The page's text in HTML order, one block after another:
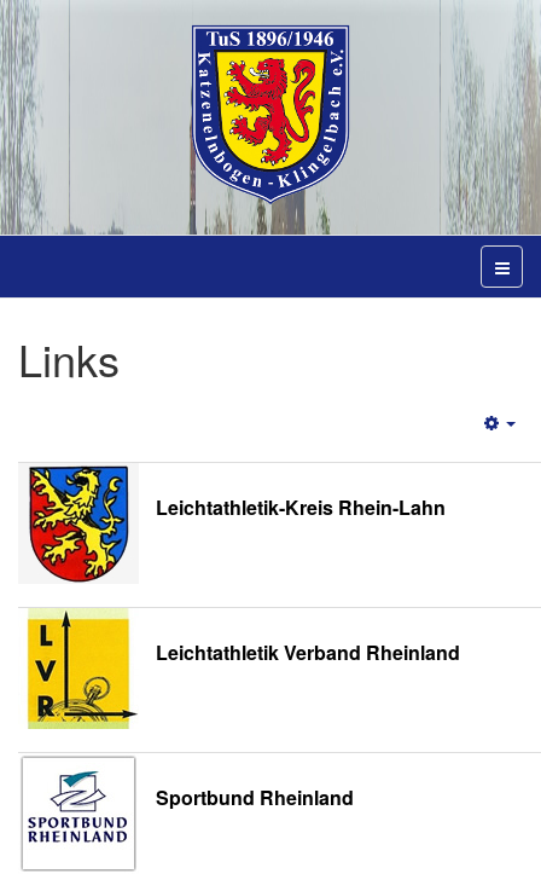
Links
Leichtathletik-Kreis Rhein-Lahn
Leichtathletik Verband Rheinland
Sportbund Rheinland